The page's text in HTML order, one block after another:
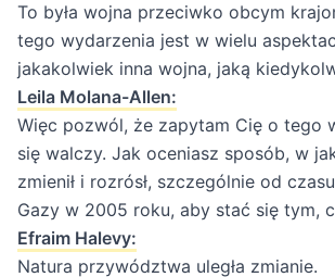
To była wojna przeciwko obcym
tego wydarzenia jest w wielu
jakakolwiek inna wojna, jaką
Leila Molana-Allen:
Więc pozwól, że zapytam Cię o tego
się walczy. Jak oceniasz sposób, w
zmienił i rozrósł, szczególnie od
Gazy w 2005 roku, aby stać się tym,
Efraim Halevy:
Natura przywództwa uległa zmianie.